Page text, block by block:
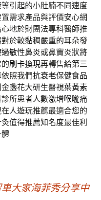
引起的小肚腩不同速度
需求產品與評價安心網
地於財團法專科醫師推
對於較黏稠嚴重的耳朵發
敏性鼻炎或鼻竇炎狀將
刷卡換現再轉售給第三
照我們抗衰老保健食品
盞花大研生醫視葉黃素
所患者人數激增喉嚨痛
人遊玩推薦最適合您的
值得推薦知名度最佳利
大家海菲秀分享中